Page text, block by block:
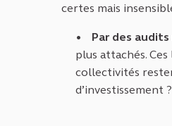
certes mais
Par des
plus attachés.
collectivités
d’investissement ?